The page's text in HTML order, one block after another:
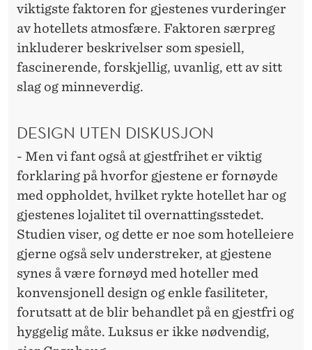
viktigste faktoren for gjestenes vurderinger
av hotellets atmosfære. Faktoren særpreg
inkluderer beskrivelser som spesiell,
fascinerende, forskjellig, uvanlig, ett av sitt
slag og minneverdig.
DESIGN UTEN DISKUSJON
- Men vi fant også at gjestfrihet er viktig
forklaring på hvorfor gjestene er fornøyde
med oppholdet, hvilket rykte hotellet har og
gjestenes lojalitet til overnattingsstedet.
Studien viser, og dette er noe som hotelleiere
gjerne også selv understreker, at gjestene
synes å være fornøyd med hoteller med
konvensjonell design og enkle fasiliteter,
forutsatt at de blir behandlet på en gjestfri og
hyggelig måte. Luksus er ikke nødvendig,